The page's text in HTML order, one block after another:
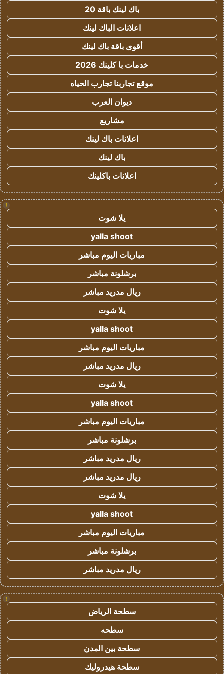
باك لينك باقة 20
اعلانات الباك لينك
أقوى باقة باك لينك
خدمات با كلينك 2026
موقع تجاربنا تجارب الحياه
ديوان العرب
مشاريع
اعلانات باك لينك
باك لينك
اعلانات باكلينك
!
يلا شوت
yalla shoot
مباريات اليوم مباشر
برشلونة مباشر
ريال مدريد مباشر
يلا شوت
yalla shoot
مباريات اليوم مباشر
ريال مدريد مباشر
يلا شوت
yalla shoot
مباريات اليوم مباشر
برشلونة مباشر
ريال مدريد مباشر
ريال مدريد مباشر
يلا شوت
yalla shoot
مباريات اليوم مباشر
برشلونة مباشر
ريال مدريد مباشر
!
سطحة الرياض
سطحه
سطحة بين المدن
سطحة هيدروليك